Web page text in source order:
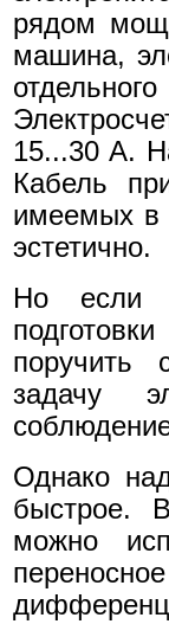
рядом
машина,
15...30 А.
Кабель
имеемых в
эстетично.
Но если
поручить
задачу
Однако
быстрое.
можно